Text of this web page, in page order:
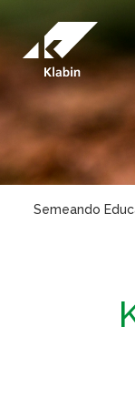
principal
Semeando